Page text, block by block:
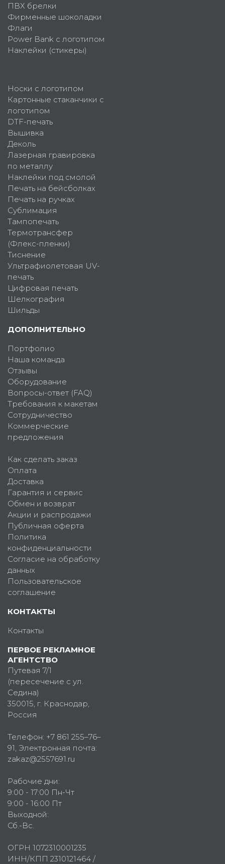
ПВХ брелки
Фирменные шоколадки
Флаги
Power Bank с логотипом
Наклейки (стикеры)
Носки с логотипом
Картонные стаканчики с
логотипом
DTF-печать
Вышивка
Деколь
Лазерная гравировка
по металлу
Наклейки под смолой
Печать на бейсболках
Печать на ручках
Сублимация
Тампопечать
Термотрансфер
(Флекс-пленки)
Тиснение
Ультрафиолетовая UV-
печать
Цифровая печать
Шелкография
Шильды
ДОПОЛНИТЕЛЬНО
Портфолио
Наша команда
Отзывы
Оборудование
Вопросы-ответ (FAQ)
Требования к макетам
Сотрудничество
Коммерческие
предложения
Как сделать заказ
Оплата
Доставка
Гарантия и сервис
Обмен и возврат
Акции и распродажи
Публичная оферта
Политика
конфиденциальности
Согласие на обработку
данных
Пользовательское
соглашение
КОНТАКТЫ
Контакты
ПЕРВОЕ РЕКЛАМНОЕ
АГЕНТСТВО
Путевая 7/1
(пересечение с ул.
Седина)
350015 , г. Краснодар,
Россия
Телефон: +7 861 255–76–
91 , Электронная почта:
zakaz@2557691.ru
Рабочие дни:
9:00 - 17:00 Пн-Чт
9:00 - 16:00 Пт
Выходной:
Сб.-Вс.
ОГРН 1072310001235
ИНН/КПП 2310121464 /